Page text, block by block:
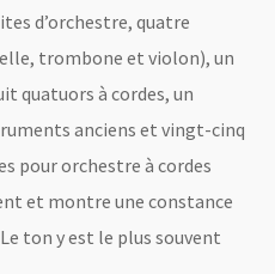
*
d’orchestre, quatre
trombone et violon), un
quatuors à cordes, un
anciens et vingt-cinq
pour orchestre à cordes
et montre une constance
ton y est le plus souvent